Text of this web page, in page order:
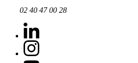
02 40 47 00 28